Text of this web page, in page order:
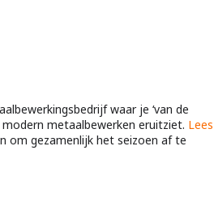
waar je ‘van de
metaalbewerken eruitziet. Lees
om gezamenlijk het seizoen af te